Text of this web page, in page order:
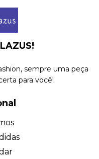
sempre uma peça
para você!